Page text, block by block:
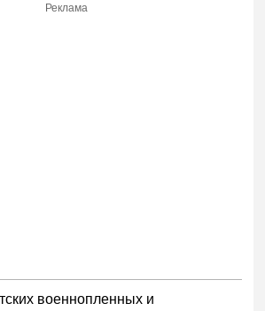
Реклама
военнопленных и